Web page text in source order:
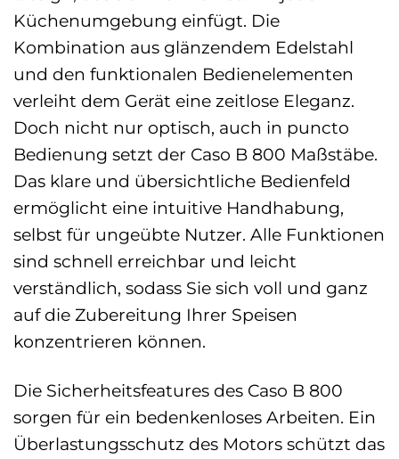
Küchenumgebung einfügt. Die
Kombination aus glänzendem Edelstahl
und den funktionalen Bedienelementen
verleiht dem Gerät eine zeitlose Eleganz.
Doch nicht nur optisch, auch in puncto
Bedienung setzt der Caso B 800 Maßstäbe.
Das klare und übersichtliche Bedienfeld
ermöglicht eine intuitive Handhabung,
selbst für ungeübte Nutzer. Alle Funktionen
sind schnell erreichbar und leicht
verständlich, sodass Sie sich voll und ganz
auf die Zubereitung Ihrer Speisen
konzentrieren können.
Die Sicherheitsfeatures des Caso B 800
sorgen für ein bedenkenloses Arbeiten. Ein
Überlastungsschutz des Motors schützt das